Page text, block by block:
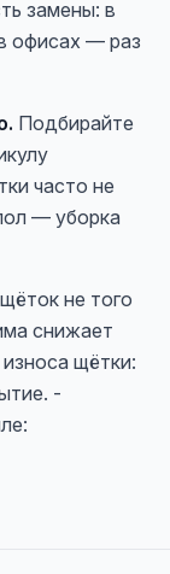
замены: в
офисах — раз
Подбирайте
часто не
— уборка
не того
снижает
щётки:
-